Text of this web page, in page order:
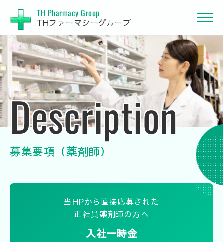
TH Pharmacy Group
THファーマシーグループ
Description
募集要項（薬剤師）
当HPから直接応募された
正社員薬剤師の方へ
入社一時金